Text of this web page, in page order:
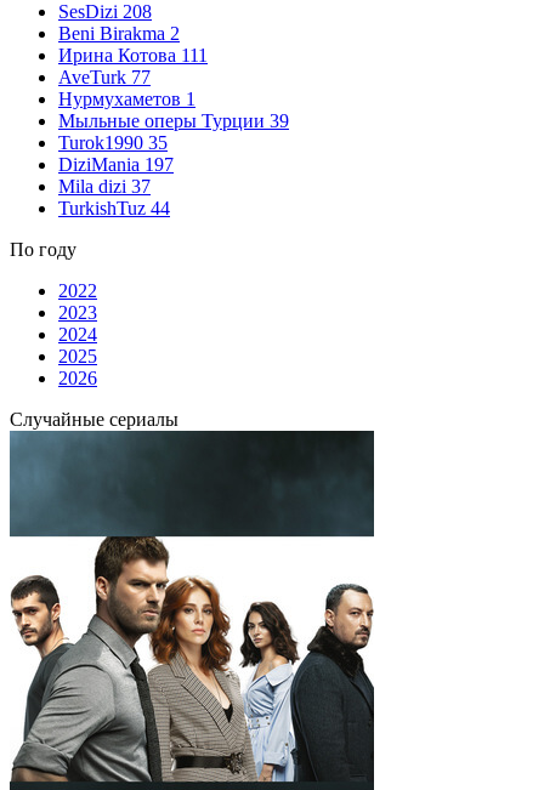
SesDizi 208
Beni Birakma 2
Ирина Котова 111
AveTurk 77
Нурмухаметов 1
Мыльные оперы Турции 39
Turok1990 35
DiziMania 197
Mila dizi 37
TurkishTuz 44
По году
2022
2023
2024
2025
2026
Случайные сериалы